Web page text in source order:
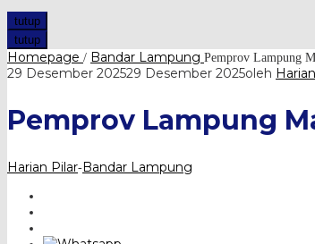
tutup
tutup
Homepage / Bandar Lampung Pemprov Lampung
29 Desember 202529 Desember 2025oleh
Pemprov Lampung
Harian Pilar-Bandar Lampung